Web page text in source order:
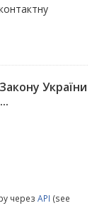
України
через API (see